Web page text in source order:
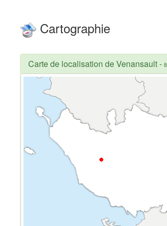
Cartographie
Carte de localisation de Venansault-